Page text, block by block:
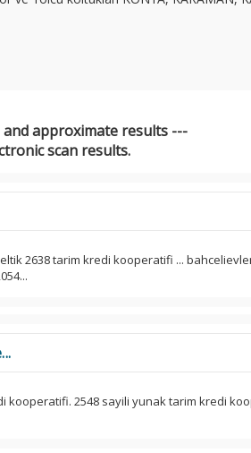
approximate results ---
scan results.
2638 tarim kredi kooperatifi ...
kooperatifi. 2548 sayili yunak tarim kredi